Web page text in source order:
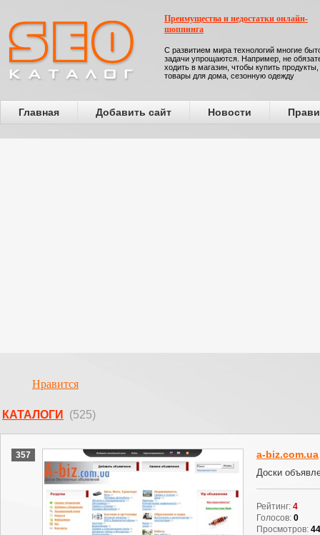
Преимущества и недостатки онлайн-
шоппинга
С развитием мира технологий многие
задачи упрощаются. Например, не
ходить в магазин, чтобы купить продукты,
товары для дома, сезонную одежду
Главная Добавить сайт Новости
Нравится
КАТАЛОГИ (525)
357 a-biz.com.ua
Доски
Рейтинг: 4
Голосов: 0
Просмотров: